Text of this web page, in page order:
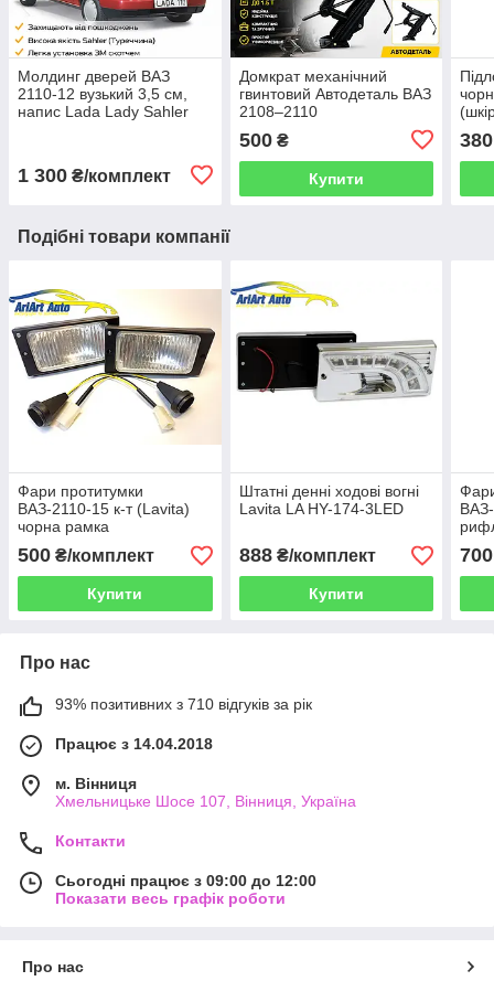
Молдинг дверей ВАЗ
2110-12 вузький 3,5 см,
напис Lada Lady Sahler
1 300 ₴/комплект
Домкрат механічний
гвинтовий Автодеталь ВАЗ
2108–2110
500₴
Купити
380
Подібні товари компанії
Фари протитумки
ВАЗ-2110-15 к-т (Lavita)
чорна рамка
500 ₴/комплект
Купити
Штатні денні ходові вогні
Lavita LA HY-174-3LED
888₴/комплект
Купити
700
Про нас
93% позитивних з 710 відгуків за рік
Працює з 14.04.2018
м. Вінниця
Хмельницьке Шосе 107, Вінниця, Україна
Контакти
Сьогодні працює з 09:00 до 12:00
Показати весь графік роботи
Про нас